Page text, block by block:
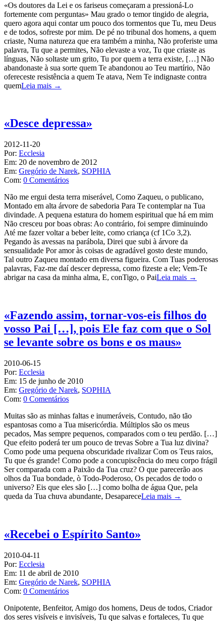
«Os doutores da Lei e os fariseus começaram a pressioná-Lo
fortemente com perguntas» Mau grado o temor tingido de alegria,
quero agora aqui contar um pouco dos tormentos que Tu, meu Deus
e de todos, sofreste por mim. De pé no tribunal dos homens, a quem
criaste, Numa natureza que era também a minha, Não proferiste uma
palavra, Tu que a permites, Não elevaste a voz, Tu que criaste as
línguas, Não soltaste um grito, Tu por quem a terra existe, […] Não
abandonaste à sua sorte quem Te abandonou ao Teu martírio, Não
ofereceste resistência a quem Te atava, Nem Te indignaste contra
quemLeia mais →
«Desce depressa»
2012-11-20
Por: Ecclesia
Em: 20 de novembro de 2012
Em: Gregório de Narek, SOPHIA
Com: 0 Comentários
Não me ergui desta terra miserável, Como Zaqueu, o publicano,
Montado em alta árvore de sabedoria Para Te contemplar na Tua
divindade. A pequena estatura do homem espiritual que há em mim
Não cresceu por boas obras: Ao contrário, foi sempre diminuindo
Até me fazer voltar a beber leite, como criança (cf 1Co 3,2).
Pegando às avessas na parábola, Direi que subi à árvore da
sensualidade Por amor às coisas de agradável gosto deste mundo,
Tal outro Zaqueu montado em diversa figueira. Com Tuas poderosas
palavras, Faz-me daí descer depressa, como fizeste a ele; Vem-Te
abrigar na casa da minha alma, E, conTigo, o PaiLeia mais →
«Fazendo assim, tornar-vos-eis filhos do
vosso Pai […], pois Ele faz com que o Sol
se levante sobre os bons e os maus»
2010-06-15
Por: Ecclesia
Em: 15 de junho de 2010
Em: Gregório de Narek, SOPHIA
Com: 0 Comentários
Muitas são as minhas faltas e inumeráveis, Contudo, não tão
espantosas como a Tua misericórdia. Múltiplos são os meus
pecados, Mas sempre pequenos, comparados com o teu perdão. […]
Que efeito poderá ter um pouco de trevas Sobre a Tua luz divina?
Como pode uma pequena obscuridade rivalizar Com os Teus raios,
Tu que és grande! Como pode a concupiscência do meu corpo frágil
Ser comparada com a Paixão da Tua cruz? O que parecerão aos
olhos da Tua bondade, ò Todo-Poderoso, Os pecados de todo o
universo? Eis que eles são […] como bolha de água Que, pela
queda da Tua chuva abundante, DesapareceLeia mais →
«Recebei o Espírito Santo»
2010-04-11
Por: Ecclesia
Em: 11 de abril de 2010
Em: Gregório de Narek, SOPHIA
Com: 0 Comentários
Onipotente, Benfeitor, Amigo dos homens, Deus de todos, Criador
dos seres visíveis e invisíveis, Tu que salvas e fortaleces, Tu que